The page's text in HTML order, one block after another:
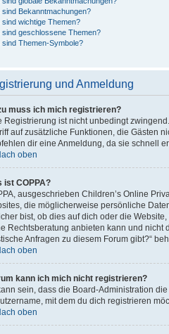
sind Bekanntmachungen?
sind wichtige Themen?
sind geschlossene Themen?
sind Themen-Symbole?
und Anmeldung
muss ich mich registrieren?
Registrierung ist nicht unbedingt
auf zusätzliche Funktionen, die Gästen
dir eine Anmeldung, da sie schnell
oben
ist COPPA?
ausgeschrieben Children’s Online
die möglicherweise persönliche
bist, ob dies auf dich oder die
Rechtsberatung anbieten kann und nicht
Anfragen zu diesem Forum gibt?“
oben
kann ich mich nicht registrieren?
sein, dass die Board-Administration
mit dem du dich registrieren
oben